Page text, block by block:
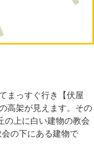
まっすぐ行き【伏屋
高架が見えます。その
の上に白い建物の教会
の下にある建物で